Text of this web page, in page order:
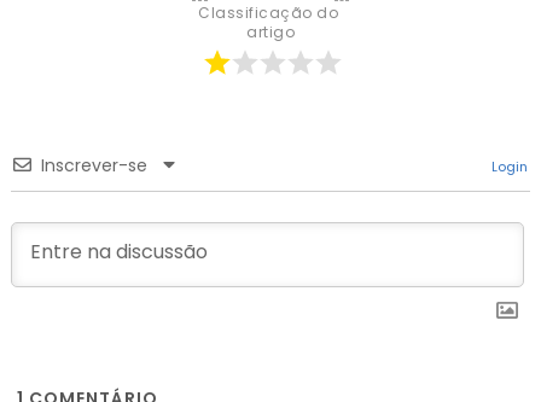
Classificação do
artigo
Inscrever-se Login